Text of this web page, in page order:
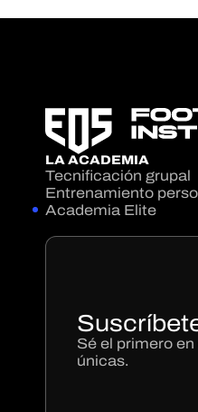
LA ACADEMIA
Tecnificación grupal
Entrenamiento
Academia Elite
Sé el primero
únicas.